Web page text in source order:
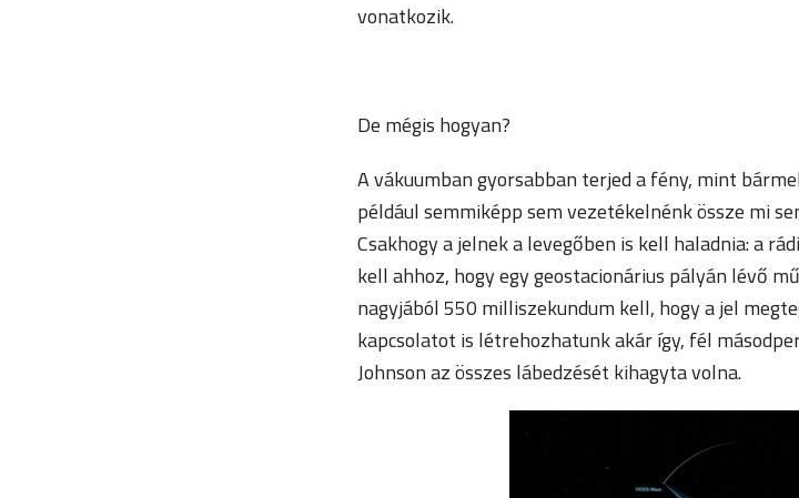
vonatkozik.
De mégis hogyan?
A vákuumban gyorsabban terjed a fény, mint
például semmiképp sem vezetékelnénk össze mi
Csakhogy a jelnek a levegőben is kell haladnia: a
kell ahhoz, hogy egy geostacionárius pályán lévő
nagyjából 550 milliszekundum kell, hogy a jel
kapcsolatot is létrehozhatunk akár így, fél
Johnson az összes lábedzését kihagyta volna.